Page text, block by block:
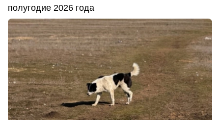
полугодие 2026 года